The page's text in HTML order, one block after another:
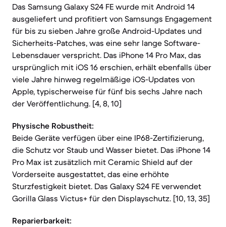
Das Samsung Galaxy S24 FE wurde mit Android 14
ausgeliefert und profitiert von Samsungs Engagement
für bis zu sieben Jahre große Android-Updates und
Sicherheits-Patches, was eine sehr lange Software-
Lebensdauer verspricht. Das iPhone 14 Pro Max, das
ursprünglich mit iOS 16 erschien, erhält ebenfalls über
viele Jahre hinweg regelmäßige iOS-Updates von
Apple, typischerweise für fünf bis sechs Jahre nach
der Veröffentlichung. [4, 8, 10]
Physische Robustheit:
Beide Geräte verfügen über eine IP68-Zertifizierung,
die Schutz vor Staub und Wasser bietet. Das iPhone 14
Pro Max ist zusätzlich mit Ceramic Shield auf der
Vorderseite ausgestattet, das eine erhöhte
Sturzfestigkeit bietet. Das Galaxy S24 FE verwendet
Gorilla Glass Victus+ für den Displayschutz. [10, 13, 35]
Reparierbarkeit: